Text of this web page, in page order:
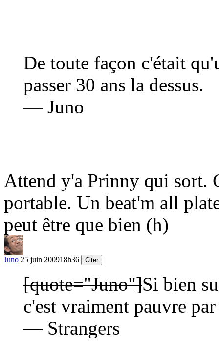
De toute façon c'était
passer 30 ans la dessus.
— Juno
Attend y'a Prinny qui sort.
portable. Un beat'm all
peut être que bien (h)
Juno 25 juin 200918h36 Citer
[quote="Juno"]Si bien
c'est vraiment pauvre
— Strangers